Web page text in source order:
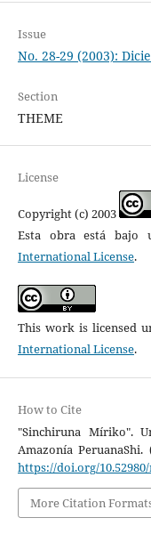
Issue
No. 28-29 (2003):
Section
THEME
License
Copyright (c) 2003
Esta obra está bajo
International License.
This work is licensed
International License.
How to Cite
"Sinchiruna Míriko".
Amazonía
https://doi.org/
More Citation